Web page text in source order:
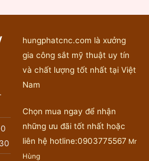
hungphatcnc.com là xưởng
gia công sắt mỹ thuật uy tín
và chất lượng tốt nhất tại Việt
Nam
Chọn mua ngay để nhận
những ưu đãi tốt nhất hoặc
liên hệ hotline:0903775567 Mr
Hùng